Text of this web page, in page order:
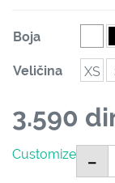
Boja
Veličina XS
3.590
-
Customize